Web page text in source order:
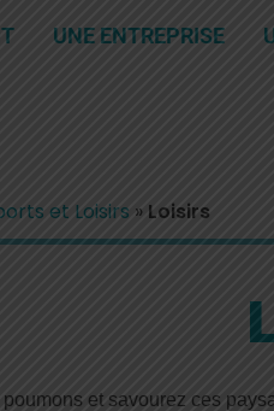
UNE ENTREPRISE
et Loisirs » Loisirs
et savourez ces